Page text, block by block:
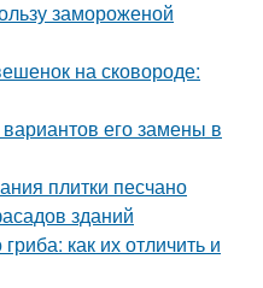
замороженой
на сковороде:
его замены в
плитки песчано
зданий
как их отличить и